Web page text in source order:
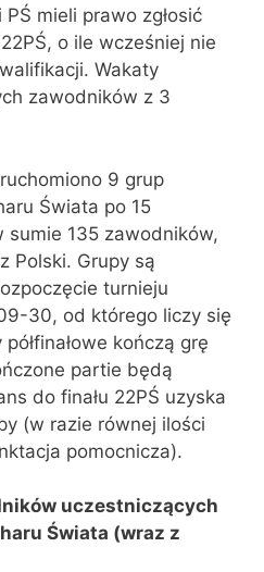
mieli prawo zgłosić
o ile wcześniej nie
Wakaty
zawodników z 3
9 grup
Świata po 15
135 zawodników,
Polski. Grupy są
turnieju
30, od którego liczy się
kończą grę
partie będą
do finału 22PŚ uzyska
(w razie równej ilości
pomocnicza).
uczestniczących
Świata (wraz z